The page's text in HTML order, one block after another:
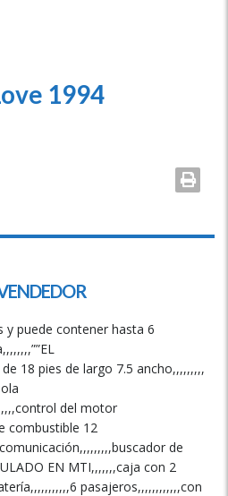
1994
y puede contener hasta 6
de 18 pies de largo 7.5 ancho,,,,,,,,,
del motor
combustible 12
de
EN MTI,,,,,,,caja con 2
pasajeros,,,,,,,,,,,,con